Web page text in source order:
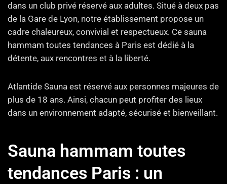
dans un club privé réservé aux adultes. Situé à deux pas
de la Gare de Lyon, notre établissement propose un
cadre chaleureux, convivial et respectueux. Ce sauna
hammam toutes tendances à Paris est dédié à la
détente, aux rencontres et à la liberté.
Atlantide Sauna est réservé aux personnes majeures de
plus de 18 ans. Ainsi, chacun peut profiter des lieux
dans un environnement adapté, sécurisé et bienveillant.
Sauna hammam toutes
tendances Paris : un